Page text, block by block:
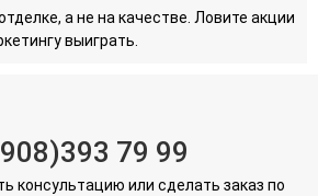
а не на качестве. Ловите акции
выиграть.
79 99
консультацию или сделать заказ по